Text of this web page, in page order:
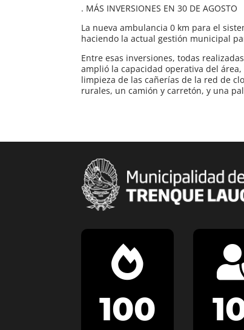
. MÁS INVERSIONES EN 30 DE AGOSTO
La nueva ambulancia 0 km para el
haciendo la actual gestión municipal
Entre esas inversiones, todas
amplió la capacidad operativa del
limpieza de las cañerías de la red de
rurales, un camión y carretón, y una

100